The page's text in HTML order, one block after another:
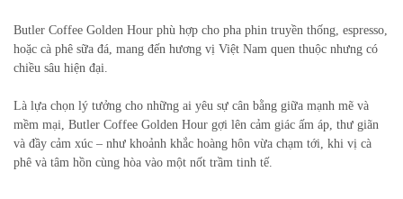
Butler Coffee Golden Hour phù hợp cho pha phin truyền thống, espresso,
hoặc cà phê sữa đá, mang đến hương vị Việt Nam quen thuộc nhưng có
chiều sâu hiện đại.
Là lựa chọn lý tưởng cho những ai yêu sự cân bằng giữa mạnh mẽ và
mềm mại, Butler Coffee Golden Hour gợi lên cảm giác ấm áp, thư giãn
và đầy cảm xúc – như khoảnh khắc hoàng hôn vừa chạm tới, khi vị cà
phê và tâm hồn cùng hòa vào một nốt trầm tinh tế.